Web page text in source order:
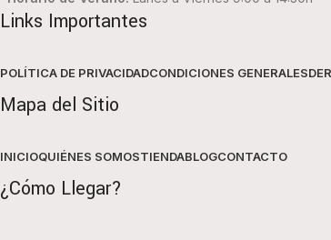
Links Importantes
POLÍTICA DE PRIVACIDADCONDICIONES GENERALES
Mapa del Sitio
INICIOQUIÉNES SOMOSTIENDABLOGCONTACTO
¿Cómo Llegar?